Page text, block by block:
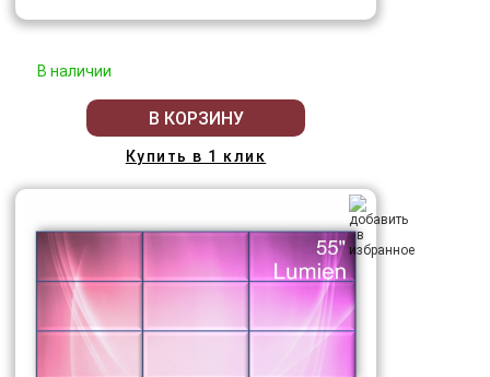
В наличии
В КОРЗИНУ
Купить в 1 клик